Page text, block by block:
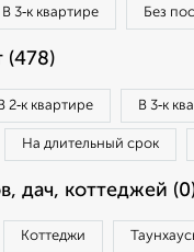
В 3‑к квартире Без
(478)
В 2‑к квартире В 3‑к
На длительный срок
дач, коттеджей
Коттеджи